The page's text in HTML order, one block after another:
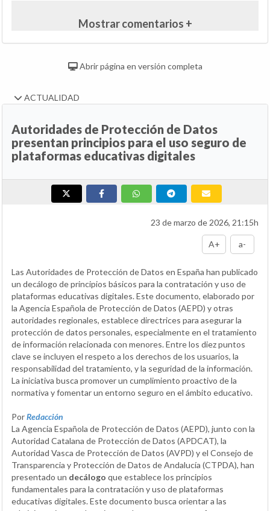
Mostrar comentarios +
Abrir página en versión completa
ACTUALIDAD
Autoridades de Protección de Datos
presentan principios para el uso seguro de
plataformas educativas digitales
23 de marzo de 2026, 21:15h
A+ a-
Las Autoridades de Protección de Datos en España han publicado
un decálogo de principios básicos para la contratación y uso de
plataformas educativas digitales. Este documento, elaborado por
la Agencia Española de Protección de Datos (AEPD) y otras
autoridades regionales, establece directrices para asegurar la
protección de datos personales, especialmente en el tratamiento
de información relacionada con menores. Entre los diez puntos
clave se incluyen el respeto a los derechos de los usuarios, la
responsabilidad del tratamiento, y la seguridad de la información.
La iniciativa busca promover un cumplimiento proactivo de la
normativa y fomentar un entorno seguro en el ámbito educativo.
PorRedacción
La Agencia Española de Protección de Datos (AEPD), junto con la
Autoridad Catalana de Protección de Datos (APDCAT), la
Autoridad Vasca de Protección de Datos (AVPD) y el Consejo de
Transparencia y Protección de Datos de Andalucía (CTPDA), han
presentado un decálogo que establece los principios
fundamentales para la contratación y uso de plataformas
educativas digitales. Este documento busca orientar a las